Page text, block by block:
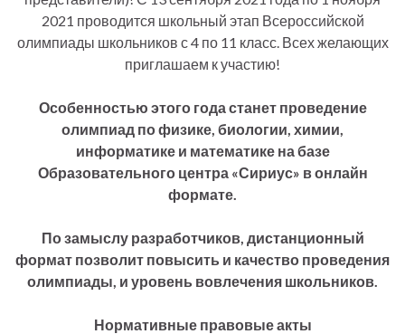
2021 проводится школьный этап Всероссийской
олимпиады школьников с 4 по 11 класс. Всех желающих
приглашаем к участию!
Особенностью этого года станет проведение
олимпиад по физике, биологии, химии,
информатике и математике на базе
Образовательного центра «Сириус» в онлайн
формате.
По замыслу разработчиков, дистанционный
формат позволит повысить и качество проведения
олимпиады, и уровень вовлечения школьников.
Нормативные правовые акты